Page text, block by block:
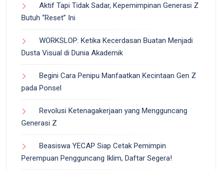
Aktif Tapi Tidak Sadar, Kepemimpinan Generasi Z
Butuh “Reset” Ini
WORKSLOP: Ketika Kecerdasan Buatan Menjadi
Dusta Visual di Dunia Akademik
Begini Cara Penipu Manfaatkan Kecintaan Gen Z
pada Ponsel
Revolusi Ketenagakerjaan yang Mengguncang
Generasi Z
Beasiswa YECAP Siap Cetak Pemimpin
Perempuan Pengguncang Iklim, Daftar Segera!